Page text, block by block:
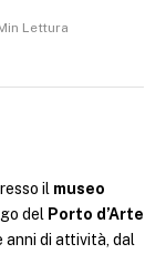
Lettura
il museo
del Porto d’Arte
anni di attività, dal